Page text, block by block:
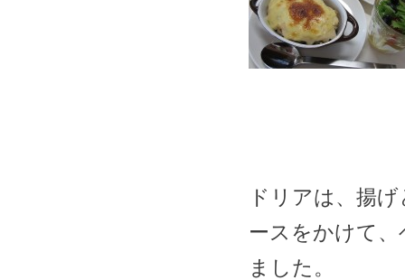
ドリアは、揚
ースをかけて
ました。